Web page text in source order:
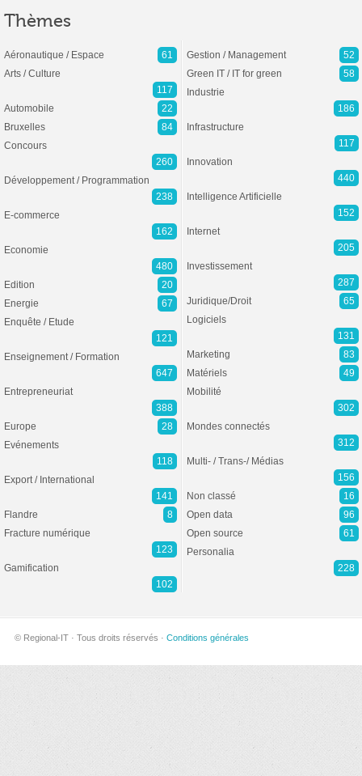
Thèmes
Aéronautique / Espace
61
Arts / Culture
117
Automobile
22
Bruxelles
84
Concours
260
Développement / Programmation
238
E-commerce
162
Economie
480
Edition
20
Energie
67
Enquête / Etude
121
Enseignement / Formation
647
Entrepreneuriat
388
Europe
28
Evénements
118
Export / International
141
Flandre
8
Fracture numérique
123
Gamification
102
Gestion / Management
52
Green IT / IT for green
58
Industrie
186
Infrastructure
117
Innovation
440
Intelligence Artificielle
152
Internet
205
Investissement
287
Juridique/Droit
65
Logiciels
131
Marketing
83
Matériels
49
Mobilité
302
Mondes connectés
312
Multi- / Trans-/ Médias
156
Non classé
16
Open data
96
Open source
61
Personalia
228
© Regional-IT · Tous droits réservés · Conditions générales